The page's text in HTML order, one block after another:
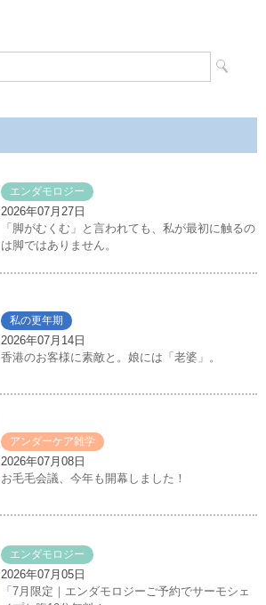
エンダモロジー
2026年07月27日
「脚がむくむ」と言われても、私が最初に触るの
は脚ではありません。
私の更年期
2026年07月14日
香港のお客様に素敵と。娘には「老婆」。
アンダーケア雑学
2026年07月08日
お毛毛会議、今年も開幕しました！
エンダモロジー
2026年07月05日
「7月限定｜エンダモロジーご予約でサーモシェ